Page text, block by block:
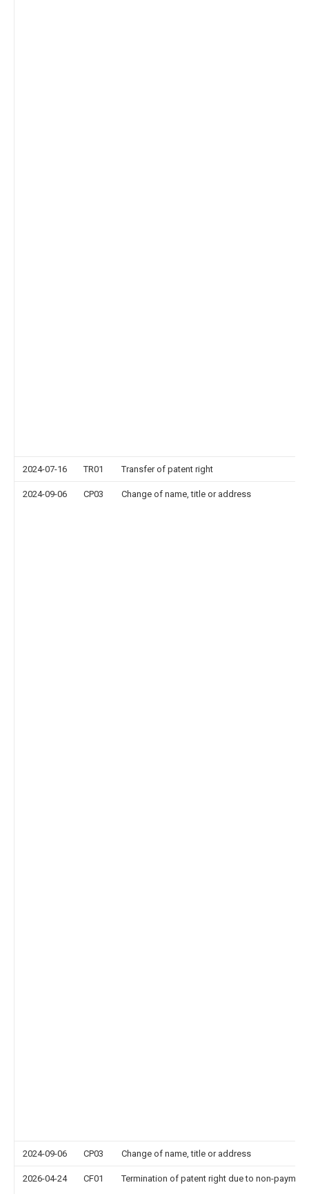
2024-07-16 TR01 Transfer of patent right
2024-09-06 CP03 Change of name, title or address
2024-09-06 CP03 Change of name, title or address
2026-04-24 CF01 Termination of patent right due to non-